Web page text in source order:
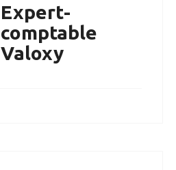
Expert-
comptable
Valoxy